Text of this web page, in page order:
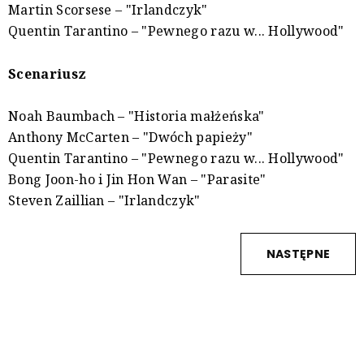
Martin Scorsese – "Irlandczyk"
Quentin Tarantino – "Pewnego razu w... Hollywood"
Scenariusz
Noah Baumbach – "Historia małżeńska"
Anthony McCarten – "Dwóch papieży"
Quentin Tarantino – "Pewnego razu w... Hollywood"
Bong Joon-ho i Jin Hon Wan – "Parasite"
Steven Zaillian – "Irlandczyk"
NASTĘPNE